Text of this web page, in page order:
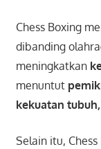
Chess Boxing
dibanding
meningkatkan
menuntut
kekuatan
Selain itu,